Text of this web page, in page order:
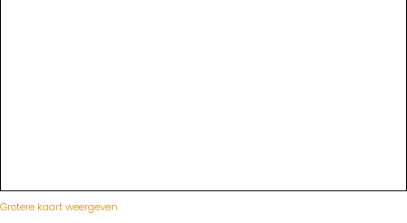
Grotere kaart weergeven